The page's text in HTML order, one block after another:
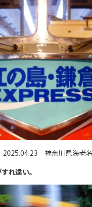
2025.04.23 神奈川県海老
れ違い。